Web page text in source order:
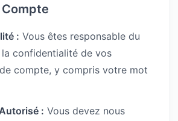
: Vous êtes responsable du
confidentialité de vos
compte, y compris votre mot
: Vous devez nous